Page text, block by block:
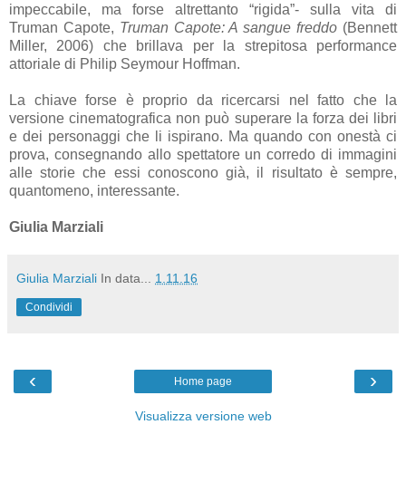
impeccabile, ma forse altrettanto “rigida”- sulla vita di
Truman Capote, Truman Capote: A sangue freddo (Bennett
Miller, 2006) che brillava per la strepitosa performance
attoriale di Philip Seymour Hoffman.
La chiave forse è proprio da ricercarsi nel fatto che la
versione cinematografica non può superare la forza dei libri
e dei personaggi che li ispirano. Ma quando con onestà ci
prova, consegnando allo spettatore un corredo di immagini
alle storie che essi conoscono già, il risultato è sempre,
quantomeno, interessante.
Giulia Marziali
Giulia Marziali In data... 1.11.16
Condividi
‹ ›
Home page
Visualizza versione web